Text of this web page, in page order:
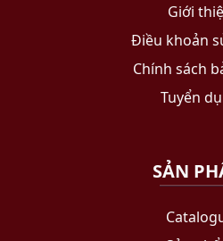
Giới
Điều khoản
Chính sách
Tuyển
SẢN